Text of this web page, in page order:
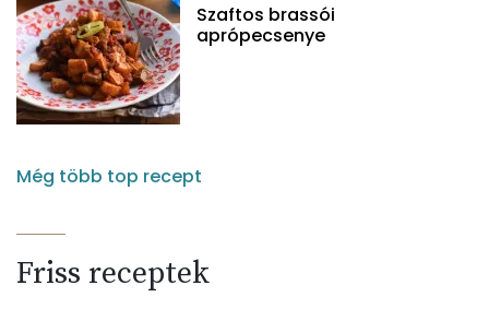
Szaftos brassói
aprópecsenye
Még több top recept
Friss receptek